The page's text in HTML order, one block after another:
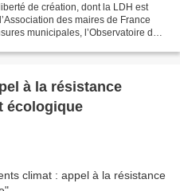
de création, dont la LDH est
des maires de France
municipales, l’Observatoire de
à la résistance
écologique